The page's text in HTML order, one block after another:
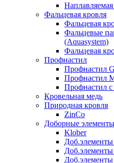
Фальцевая кровля
Фальцевая
Фальцевые
(Aquasystem)
Фальцевая
Профнастил
Профнастил
Профнастил
Профнастил
Кровельная медь
Природная кровля
ZinCo
Доборные
Klober